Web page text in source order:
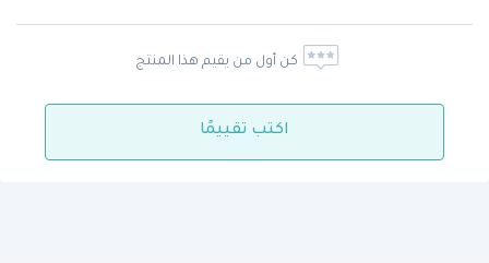
كن أول من يقيم هذا المنتج
اكتب تقييمًا